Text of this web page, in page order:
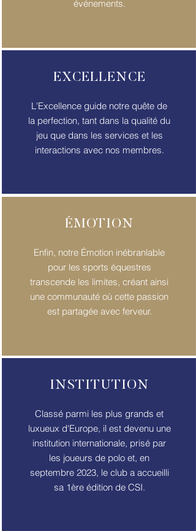
événements.
EXCELLENCE
L'Excellence guide notre quête de
la perfection, tant dans la qualité du
jeu que dans les services et les
interactions avec nos membres.
ÉMOTION
Enfin, notre Émotion inébranlable
pour les sports équestres
transcende les limites, créant ainsi
une communauté où cette passion
est partagée avec ferveur.
INSTITUTION
Classé parmi les plus grands et
luxueux d'Europe, il est devenu une
institution internationale, prisé par
les joueurs de polo et, en
septembre 2023, le club a accueilli
sa 1ère édition de CSI.